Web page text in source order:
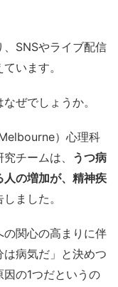
SNSやライブ配信
います。
ぜでしょうか。
）心理科
チームは、 うつ病
の増加が、精神疾
ました。
関心の高まりに伴
病気だ」と決めつ
の1つだというの